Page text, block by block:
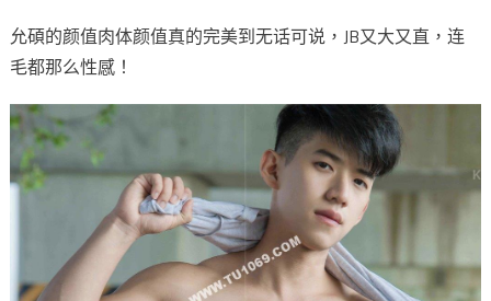
允碩的颜值肉体颜值真的完美到无话可说，JB又大又直，连
毛都那么性感！